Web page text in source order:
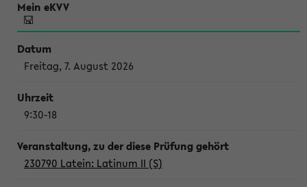
Freitag, 7. August 2026
9:30-18
230790 Latein: Latinum II (S)